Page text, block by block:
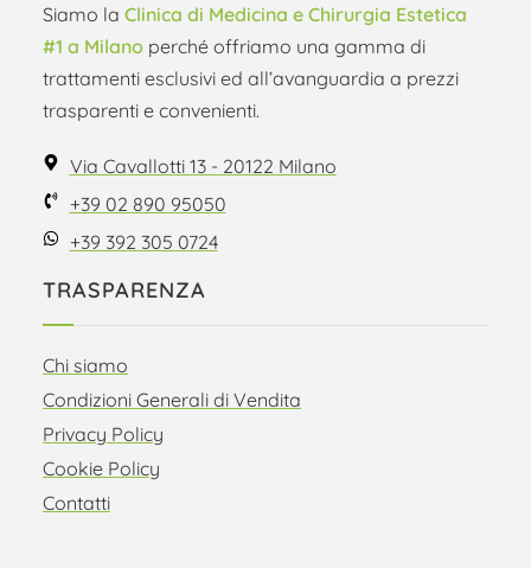
Siamo la Clinica di Medicina e Chirurgia Estetica
#1 a Milano perché offriamo una gamma di
trattamenti esclusivi ed all’avanguardia a prezzi
trasparenti e convenienti.
Via Cavallotti 13 - 20122 Milano
+39 02 890 95050
+39 392 305 0724
TRASPARENZA
Chi siamo
Condizioni Generali di Vendita
Privacy Policy
Cookie Policy
Contatti